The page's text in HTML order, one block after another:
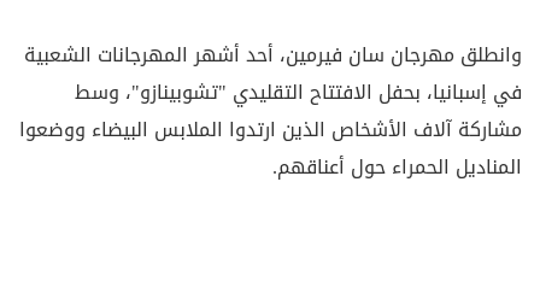
وانطلق مهرجان سان فيرمين، أحد أشهر المهرجانات الشعبية
في إسبانيا، بحفل الافتتاح التقليدي "تشوبينازو"، وسط
مشاركة آلاف الأشخاص الذين ارتدوا الملابس البيضاء ووضعوا
المناديل الحمراء حول أعناقهم.